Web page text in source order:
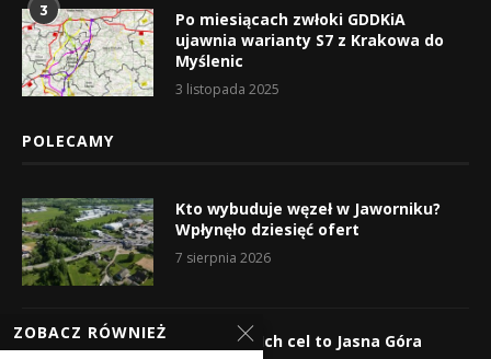
3
Po miesiącach zwłoki GDDKiA
ujawnia warianty S7 z Krakowa do
Myślenic
3 listopada 2025
POLECAMY
Kto wybuduje węzeł w Jaworniku?
Wpłynęło dziesięć ofert
7 sierpnia 2026
Wyruszyli! Ich cel to Jasna Góra
ZOBACZ RÓWNIEŻ